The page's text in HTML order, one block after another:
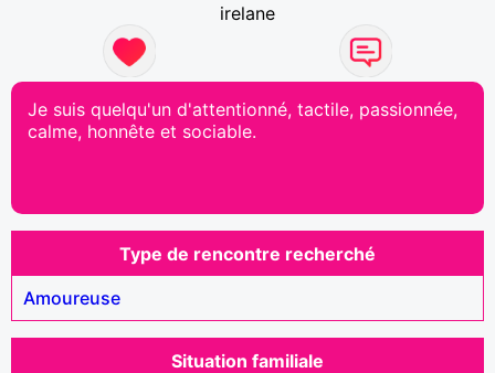
irelane
Je suis quelqu'un d'attentionné, tactile, passionnée,
calme, honnête et sociable.
Type de rencontre recherché
Amoureuse
Situation familiale